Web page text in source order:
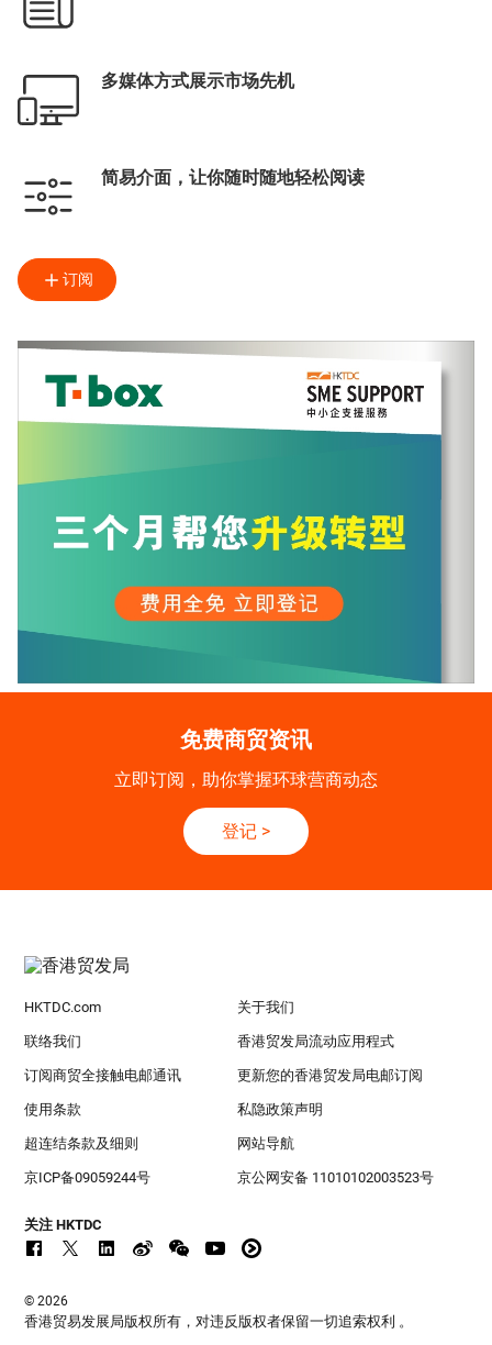
多媒体方式展示市场先机
简易介面，让你随时随地轻松阅读
订阅
免费商贸资讯
立即订阅，助你掌握环球营商动态
登记 >
HKTDC.com 关于我们
联络我们 香港贸发局流动应用程式
订阅商贸全接触电邮通讯 更新您的香港贸发局电邮订阅
使用条款 私隐政策声明
超连结条款及细则 网站导航
京ICP备09059244号 京公网安备 11010102003523号
关注 HKTDC
© 2026
香港贸易发展局版权所有，对违反版权者保留一切追索权利 。